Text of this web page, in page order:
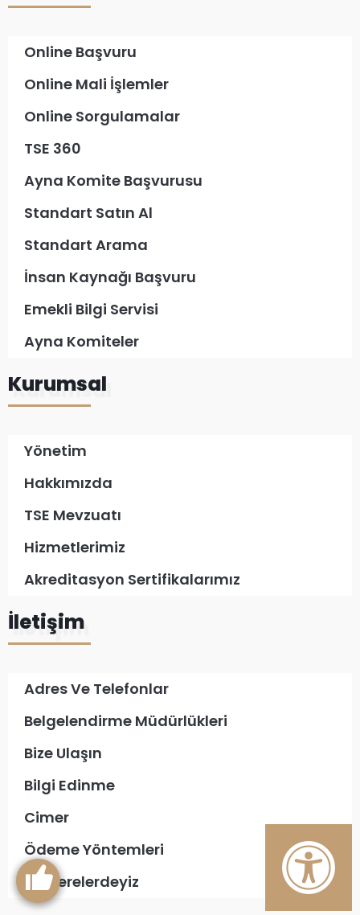
Online Başvuru
Online Mali İşlemler
Online Sorgulamalar
TSE 360
Ayna Komite Başvurusu
Standart Satın Al
Standart Arama
İnsan Kaynağı Başvuru
Emekli Bilgi Servisi
Ayna Komiteler
Kurumsal
Yönetim
Hakkımızda
TSE Mevzuatı
Hizmetlerimiz
Akreditasyon Sertifikalarımız
İletişim
Adres Ve Telefonlar
Belgelendirme Müdürlükleri
Bize Ulaşın
Bilgi Edinme
Cimer
Ödeme Yöntemleri
Biz Nerelerdeyiz